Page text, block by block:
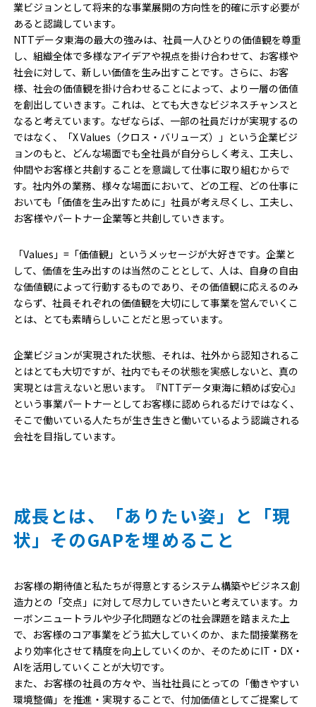
業ビジョンとして将来的な事業展開の方向性を的確に示す必要が
あると認識しています。
NTTデータ東海の最大の強みは、社員一人ひとりの価値観を尊重
し、組織全体で多様なアイデアや視点を掛け合わせて、お客様や
社会に対して、新しい価値を生み出すことです。さらに、お客
様、社会の価値観を掛け合わせることによって、より一層の価値
を創出していきます。これは、とても大きなビジネスチャンスと
なると考えています。なぜならば、一部の社員だけが実現するの
ではなく、「X Values（クロス・バリューズ）」という企業ビジ
ョンのもと、どんな場面でも全社員が自分らしく考え、工夫し、
仲間やお客様と共創することを意識して仕事に取り組むからで
す。社内外の業務、様々な場面において、どの工程、どの仕事に
おいても「価値を生み出すために」社員が考え尽くし、工夫し、
お客様やパートナー企業等と共創していきます。
「Values」=「価値観」というメッセージが大好きです。企業と
して、価値を生み出すのは当然のこととして、人は、自身の自由
な価値観によって行動するものであり、その価値観に応えるのみ
ならず、社員それぞれの価値観を大切にして事業を営んでいくこ
とは、とても素晴らしいことだと思っています。
企業ビジョンが実現された状態、それは、社外から認知されるこ
とはとても大切ですが、社内でもその状態を実感しないと、真の
実現とは言えないと思います。『NTTデータ東海に頼めば安心』
という事業パートナーとしてお客様に認められるだけではなく、
そこで働いている人たちが生き生きと働いているよう認識される
会社を目指しています。
成長とは、「ありたい姿」と「現
状」そのGAPを埋めること
お客様の期待値と私たちが得意とするシステム構築やビジネス創
造力との「交点」に対して尽力していきたいと考えています。カ
ーボンニュートラルや少子化問題などの社会課題を踏まえた上
で、お客様のコア事業をどう拡大していくのか、また間接業務を
より効率化させて精度を向上していくのか、そのためにIT・DX・
AIを活用していくことが大切です。
また、お客様の社員の方々や、当社社員にとっての「働きやすい
環境整備」を推進・実現することで、付加価値としてご提案して